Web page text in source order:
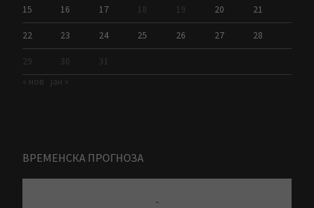
15 16 17 18 19 20 21
22 23 24 25 26 27 28
29 30
31
« нов
јан »
ВРЕМЕНСКА ПРОГНОЗА
-